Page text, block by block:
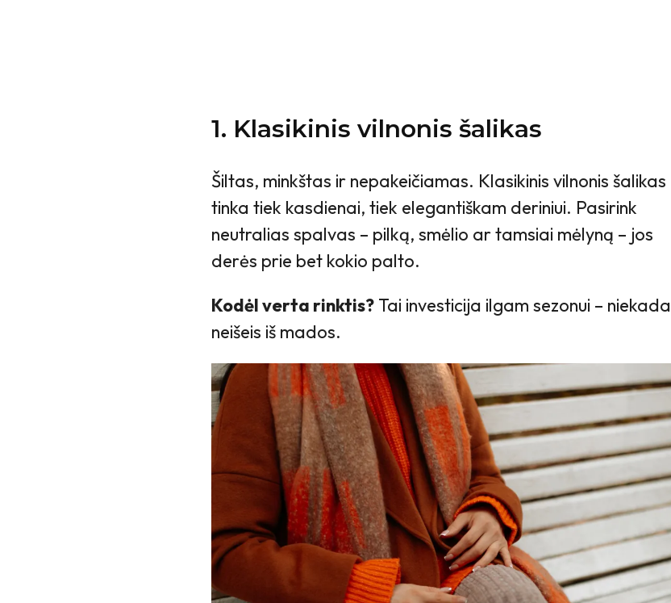
1. Klasikinis vilnonis šalikas
Šiltas, minkštas ir nepakeičiamas. Klasikinis vilnonis šalikas
tinka tiek kasdienai, tiek elegantiškam deriniui. Pasirink
neutralias spalvas – pilką, smėlio ar tamsiai mėlyną – jos
derės prie bet kokio palto.
Kodėl verta rinktis? Tai investicija ilgam sezonui – niekada
neišeis iš mados.